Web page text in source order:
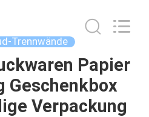
Trennwände
Papier
Geschenkbox
Verpackung